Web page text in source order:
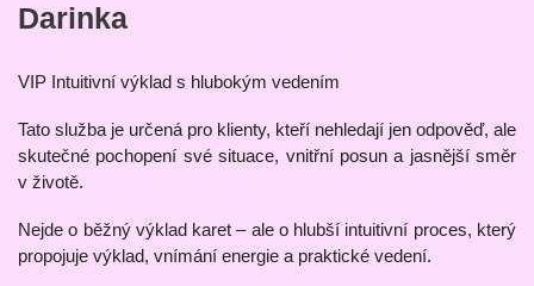
Darinka
VIP Intuitivní výklad s hlubokým vedením
Tato služba je určená pro klienty, kteří nehledají jen odpověď, ale
skutečné pochopení své situace, vnitřní posun a jasnější směr
v životě.
Nejde o běžný výklad karet – ale o hlubší intuitivní proces, který
propojuje výklad, vnímání energie a praktické vedení.